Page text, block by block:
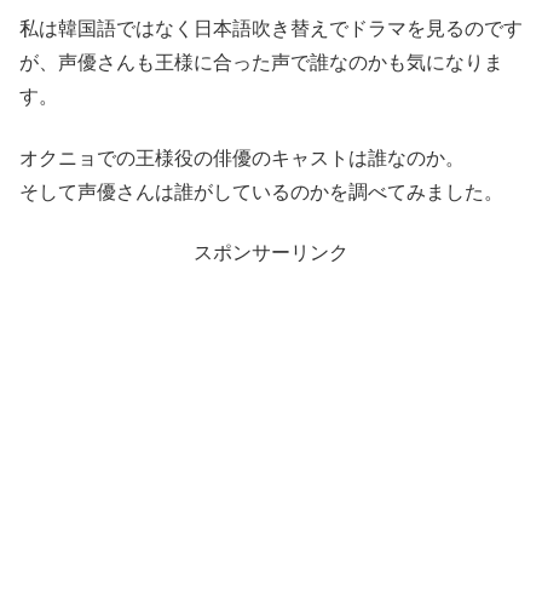
私は韓国語ではなく日本語吹き替えでドラマを見るのです
が、声優さんも王様に合った声で誰なのかも気になりま
す。
オクニョでの王様役の俳優のキャストは誰なのか。
そして声優さんは誰がしているのかを調べてみました。
スポンサーリンク